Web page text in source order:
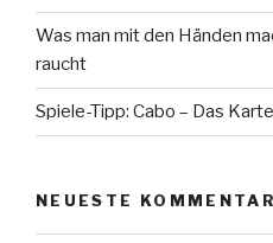
Was man mit den Händen
raucht
Spiele-Tipp: Cabo – Das
NEUESTE